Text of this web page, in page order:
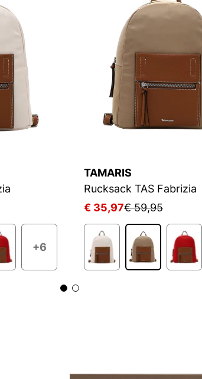
+6
TAMARIS
Rucksack TAS Fabrizia
€ 35,97€ 59,95